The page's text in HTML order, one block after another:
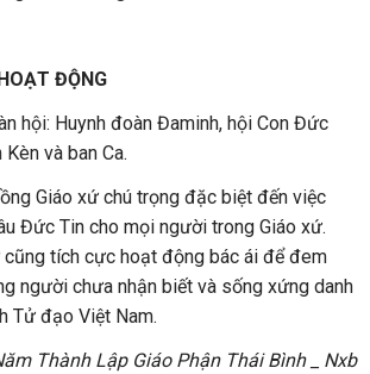
ĐỘNG
hội: Huynh đoàn Đaminh, hội Con Đức
Kèn và ban Ca.
Giáo xứ chú trọng đặc biệt đến việc
Đức Tin cho mọi người trong Giáo xứ.
tích cực hoạt động bác ái để đem
người chưa nhận biết và sống xứng danh
Tử đạo Việt Nam.
Thành Lập Giáo Phận Thái Bình _ Nxb